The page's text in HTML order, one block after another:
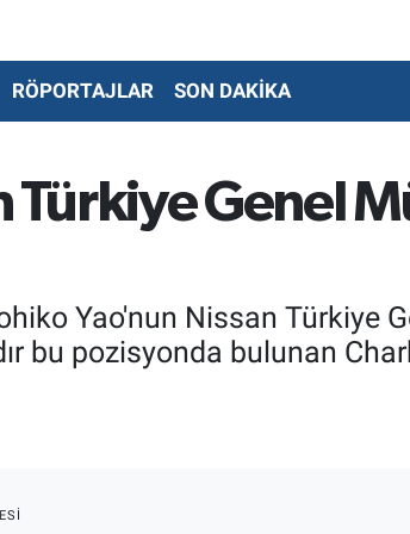
RÖPORTAJLAR SON DAKİKA
Türkiye Genel
Yao'nun Nissan Türkiye
bu pozisyonda bulunan